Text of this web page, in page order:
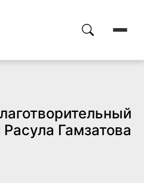
Гамзатова